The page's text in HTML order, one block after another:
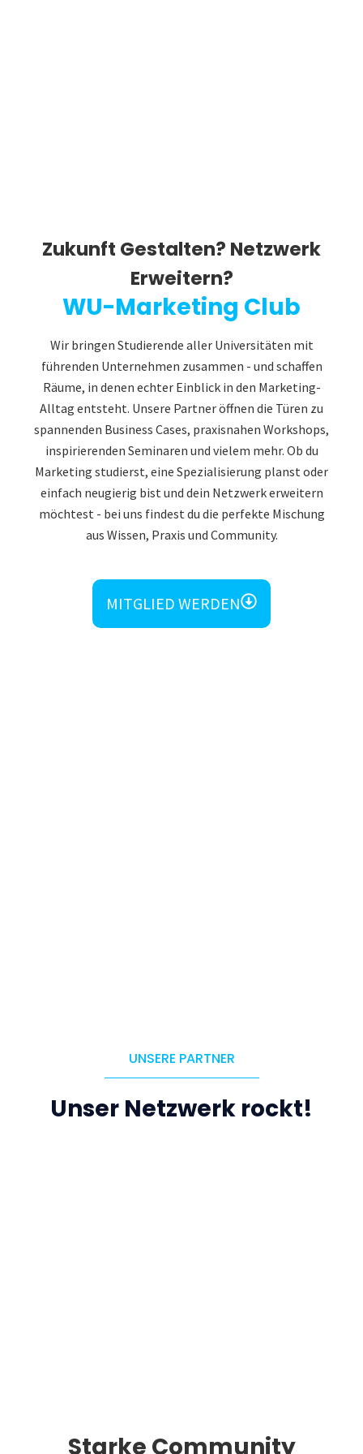
Zukunft Gestalten? Netzwerk
Erweitern?
WU-Marketing Club
Wir bringen Studierende aller Universitäten mit
führenden Unternehmen zusammen - und schaffen
Räume, in denen echter Einblick in den Marketing-
Alltag entsteht. Unsere Partner öffnen die Türen zu
spannenden Business Cases, praxisnahen Workshops,
inspirierenden Seminaren und vielem mehr. Ob du
Marketing studierst, eine Spezialisierung planst oder
einfach neugierig bist und dein Netzwerk erweitern
möchtest - bei uns findest du die perfekte Mischung
aus Wissen, Praxis und Community.
MITGLIED WERDEN
UNSERE PARTNER
Unser Netzwerk rockt!
Starke Community